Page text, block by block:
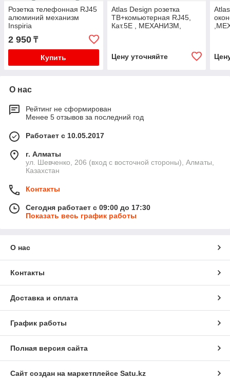
Розетка телефонная RJ45
алюминий механизм
Inspiria
2 950 ₸
Купить
Atlas Design розетка
ТВ+комьютерная RJ45,
Кат.5Е , МЕХАНИЗМ,
Цену уточняйте
О нас
Рейтинг не сформирован
Менее 5 отзывов за последний год
Работает с 10.05.2017
г. Алматы
ул. Шевченко, 206 (вход с восточной стороны), Алматы,
Казахстан
Контакты
Сегодня работает с 09:00 до 17:30
Показать весь график работы
О нас
Контакты
Доставка и оплата
График работы
Полная версия сайта
Сайт создан на маркетплейсе Satu.kz